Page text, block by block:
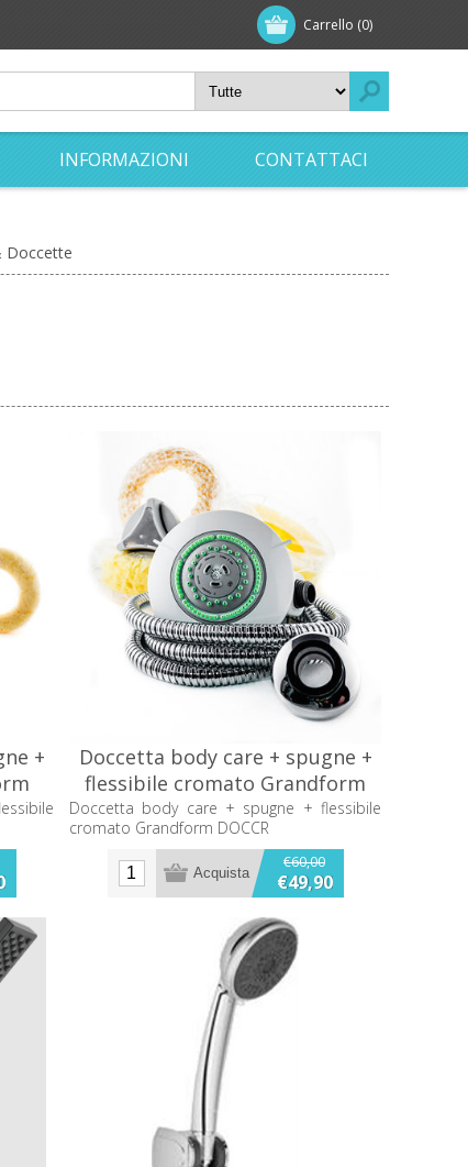
Carrello (0)
INFORMAZIONI CONTATTACI
Doccette
+
Doccetta body care + spugne +
flessibile cromato Grandform
DOCCR
Doccetta body care + spugne + flessibile
cromato Grandform DOCCR
€60,00
€49,90